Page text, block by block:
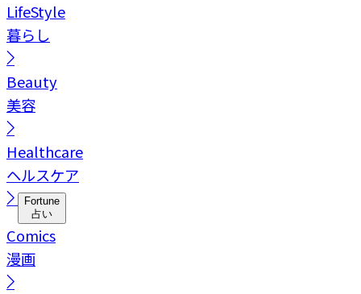
LifeStyle
暮らし
Beauty
美容
Healthcare
ヘルスケア
Fortune
占い
Comics
漫画